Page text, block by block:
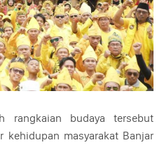
rangkaian budaya tersebut
masyarakat Banjar